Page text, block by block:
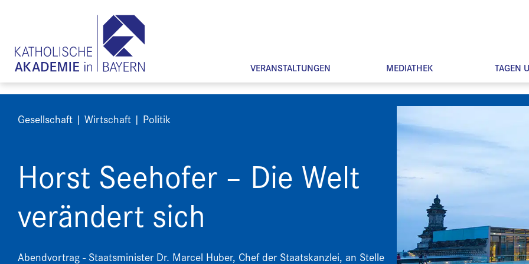
VERANSTALTUNGEN MEDIATHEK TAGEN
Gesellschaft | Wirtschaft | Politik
Horst Seehofer – Die Welt
verändert sich
Abendvortrag - Staatsminister Dr. Marcel Huber, Chef der Staatskanzlei, an Stelle